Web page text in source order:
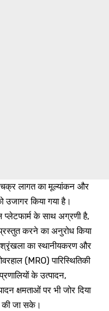
लागत का मूल्यांकन और
उजागर किया गया है।
प्लेटफार्म के साथ अग्रणी है,
करने का अनुरोध किया
श्रृंखला का स्थानीयकरण और
(MRO) पारिस्थितिकी
के उत्पादन,
क्षमताओं पर भी जोर दिया
की जा सके।